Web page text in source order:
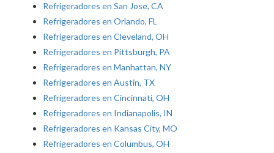
Refrigeradores en San Jose, CA
Refrigeradores en Orlando, FL
Refrigeradores en Cleveland, OH
Refrigeradores en Pittsburgh, PA
Refrigeradores en Manhattan, NY
Refrigeradores en Austin, TX
Refrigeradores en Cincinnati, OH
Refrigeradores en Indianapolis, IN
Refrigeradores en Kansas City, MO
Refrigeradores en Columbus, OH